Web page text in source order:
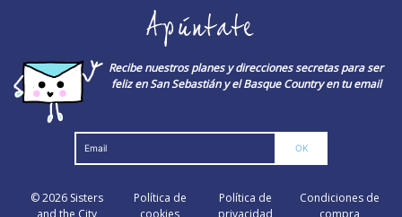
Apúntate
Recibe nuestros planes y direcciones secretas para ser
feliz en San Sebastián y el Basque Country en tu email
© 2026 Sisters
and the City
Política de
cookies
Política de
privacidad
Condiciones de
compra